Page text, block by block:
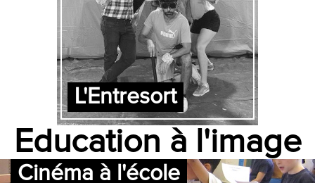
L'Entresort
Education à l'image
Cinéma à l'école